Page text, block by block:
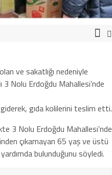
ve sakatlığı nedeniyle
3 Nolu Erdoğdu Mahallesi’nde
giderek, gıda kolilerini teslim etti.
3 Nolu Erdoğdu Mahallesi’nde
çıkamayan 65 yaş ve üstü
bulunduğunu söyledi.